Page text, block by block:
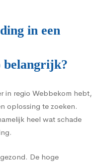
in een
belangrijk?
in regio Webbekom hebt,
oplossing te zoeken.
heel wat schade
De hoge